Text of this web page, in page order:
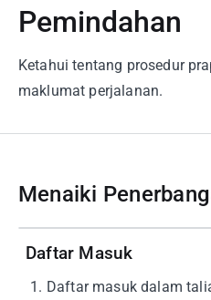
Pemindahan
Ketahui tentang prosedur
maklumat perjalanan.
Menaiki
Daftar Masuk
1 . Daftar masuk dalam